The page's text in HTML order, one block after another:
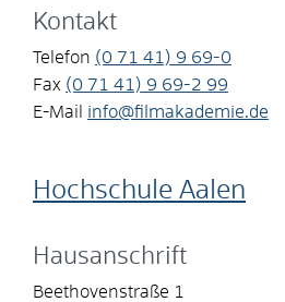
Kontakt
Telefon (0 71 41) 9 69-0
Fax (0 71 41) 9 69-2 99
E-Mail
info@filmakademie.de
Hochschule Aalen
Hausanschrift
Beethovenstraße 1